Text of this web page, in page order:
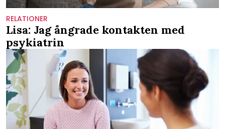
RELATIONER
Lisa: Jag ångrade kontakten med
psykiatrin